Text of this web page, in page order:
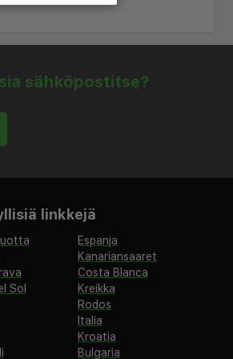
sähköpostitse?
linkkejä
Espanja
Kanariansaaret
Costa Blanca
Sol
Kreikka
Rodos
Italia
Kroatia
Bulgaria